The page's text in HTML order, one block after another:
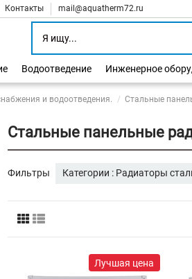
Контакты mail@aquatherm72.ru
Водоотведение Инженерное
и водоотведения. Стальные
Стальные панельные
Фильтры Категории : Радиаторы
Лучшая цена